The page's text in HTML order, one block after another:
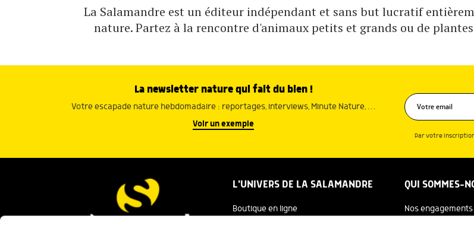
La Salamandre est un éditeur indépendant et sans but lucratif
nature. Partez à la rencontre d'animaux petits et grands ou de
La newsletter nature qui fait du bien !
Votre escapade nature hebdomadaire : reportages, interviews, Minute Nature, …
Voir un exemple
Par votre
L'UNIVERS DE LA SALAMANDRE
Boutique en ligne
QUI SOMMES-
Nos engagements